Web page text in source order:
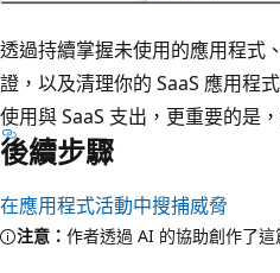
透過持續掌握未使用的應用程式
證，以及清理你的 SaaS 應用程
使用與 SaaS 支出，更重要的是
後續步驟
在應用程式活動中搜捕威脅
注意： 作者透過 AI 的協助創作了這